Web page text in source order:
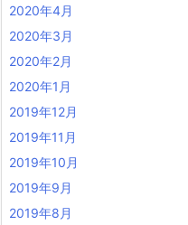
2020年4月
2020年3月
2020年2月
2020年1月
2019年12月
2019年11月
2019年10月
2019年9月
2019年8月